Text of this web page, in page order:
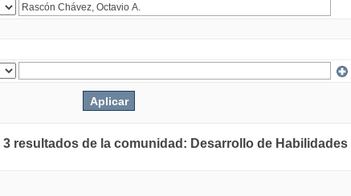
3 resultados de la comunidad: Desarrollo de Habilidades